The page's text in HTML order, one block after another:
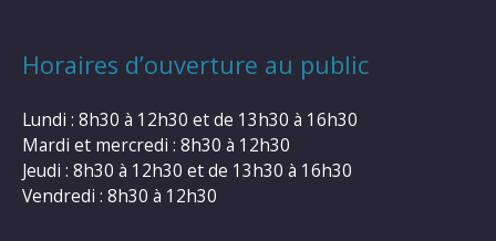
Horaires d’ouverture au public
Lundi : 8h30 à 12h30 et de 13h30 à 16h30
Mardi et mercredi : 8h30 à 12h30
Jeudi : 8h30 à 12h30 et de 13h30 à 16h30
Vendredi : 8h30 à 12h30